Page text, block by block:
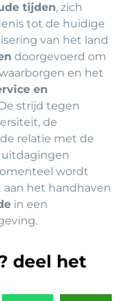
tijden, zich
tot de huidige
van het land
doorgevoerd om
en het
en
strijd tegen
de
relatie met de
uitdagingen
wordt
het handhaven
in een
deel het